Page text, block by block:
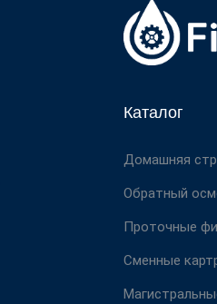
Каталог
Домашняя
Обратный
Проточные
Сменные